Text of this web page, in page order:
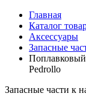
Главная
Каталог
Аксессуары
Запасные
Pedrollo
Запасные части к